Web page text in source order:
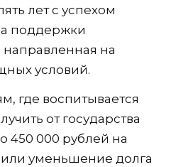
лет с успехом
поддержки
на
условий.
где воспитывается
от государства
450 000 рублей на
уменьшение долга